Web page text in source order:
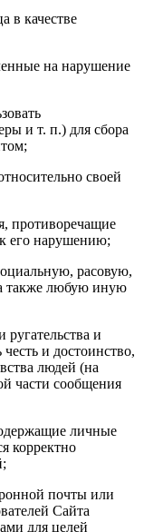
в качестве
на нарушение
и т. п.) для сбора
своей
противоречащие
его нарушению;
расовую,
также любую иную
и
и достоинство,
людей (на
части сообщения
личные
корректно
почты или
Сайта
для целей